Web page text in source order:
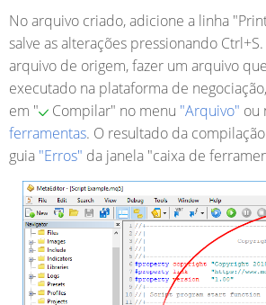
No arquivo criado, adicione a linha
salve as alterações pressionando
arquivo de origem, fazer um arquivo
executado na plataforma de
em "
Compilar" no menu "Arquivo" ou
ferramentas. O resultado da
guia "Erros" da janela "caixa de